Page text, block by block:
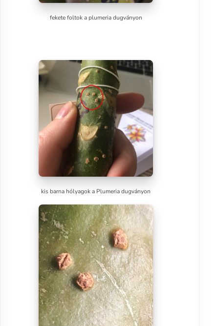
fekete foltok a plumeria dugványon
kis barna hólyagok a Plumeria dugványon